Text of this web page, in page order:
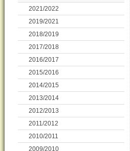
2021/2022
2019/2021
2018/2019
2017/2018
2016/2017
2015/2016
2014/2015
2013/2014
2012/2013
2011/2012
2010/2011
2009/2010